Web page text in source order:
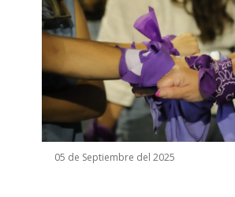
05 de Septiembre del 2025